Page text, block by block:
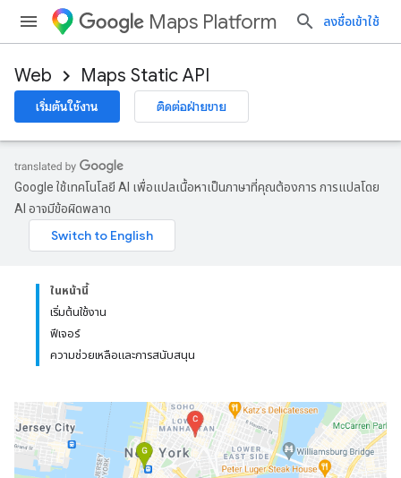
Maps Platform ลงชื่อเข้าใช้
Web Maps Static API
เริ่มต้นใช้งาน ติดต่อฝ่ายขาย
Google ใช้เทคโนโลยี AI เพื่อแปลเนื้อหาเป็นภาษาที่คุณต้องการ การแปลโดย
AI อาจมีข้อผิดพลาด
ในหน้านี้
เริ่มต้นใช้งาน
ฟีเจอร์
ความช่วยเหลือและการสนับสนุน